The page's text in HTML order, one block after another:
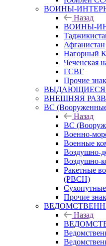
ВОИНЫ-
Назад
ВОИНЫ-
Афганистан
Нагорный
Чеченская
ГСВГ
Прочие
ВЫДАЮЩИЕСЯ
ВНЕШНЯЯ
ВС
Назад
ВС
Военно-
Военные
Воздушно-
Воздушно-
Ракетные
(РВСН)
Прочие
Назад